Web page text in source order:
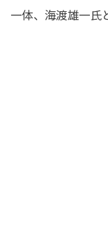
一体、海渡雄一氏